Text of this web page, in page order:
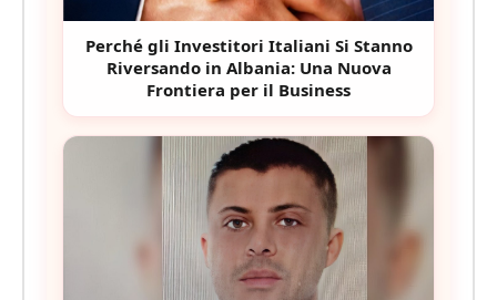
Perché gli Investitori Italiani Si Stanno
Riversando in Albania: Una Nuova
Frontiera per il Business